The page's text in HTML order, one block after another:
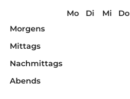
Mo Di Mi Do
Morgens
Mittags
Nachmittags
Abends